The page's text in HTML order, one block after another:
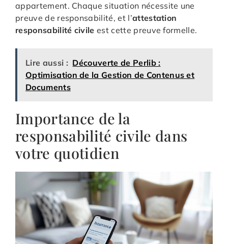
appartement. Chaque situation nécessite une
preuve de responsabilité, et l’attestation
responsabilité civile est cette preuve formelle.
Lire aussi : Découverte de Perlib :
Optimisation de la Gestion de Contenus et
Documents
Importance de la
responsabilité civile dans
votre quotidien